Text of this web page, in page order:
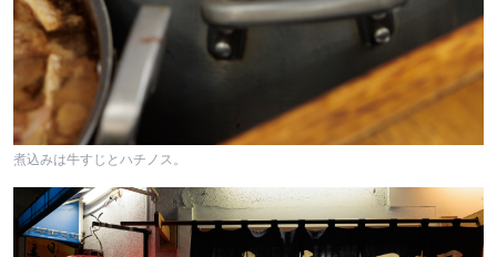
煮込みは牛すじとハチノス。